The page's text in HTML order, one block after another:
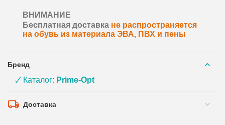
ВНИМАНИЕ
Бесплатная доставка не распространяется
на обувь из материала ЭВА, ПВХ и пены
Бренд
🗸 Каталог: Prime-Opt
Доставка